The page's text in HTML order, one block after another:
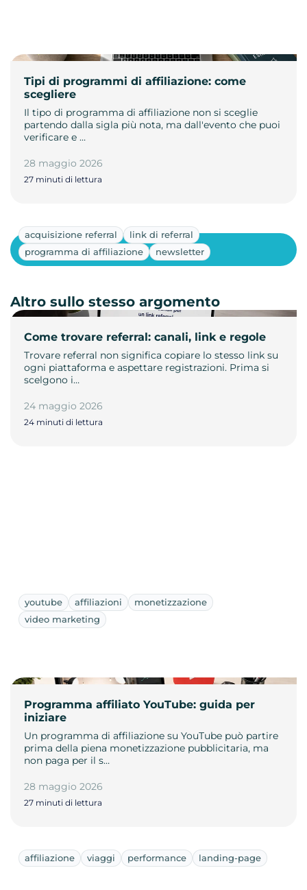
Tipi di programmi di affiliazione: come
scegliere
Il tipo di programma di affiliazione non si sceglie
partendo dalla sigla più nota, ma dall'evento che puoi
verificare e …
28 maggio 2026
27 minuti di lettura
acquisizione referral
link di referral
programma di affiliazione
newsletter
Come trovare referral: canali, link e regole
Trovare referral non significa copiare lo stesso link su
ogni piattaforma e aspettare registrazioni. Prima si
scelgono i…
24 maggio 2026
24 minuti di lettura
Mostra altri
Altro sullo stesso argomento
youtube affiliazioni
monetizzazione
video marketing
Programma affiliato YouTube: guida per
iniziare
Un programma di affiliazione su YouTube può partire
prima della piena monetizzazione pubblicitaria, ma
non paga per il s…
28 maggio 2026
27 minuti di lettura
affiliazione viaggi performance landing-page